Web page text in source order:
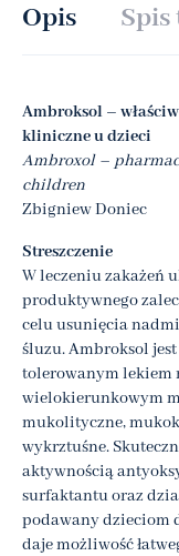
Opis Spis
Ambroksol –
kliniczne u dzieci
Ambroxol –
children
Zbigniew Doniec
Streszczenie
W leczeniu zakażeń
produktywnego
celu usunięcia
śluzu. Ambroksol
tolerowanym lekiem
wielokierunkowym
mukolityczne,
wykrztuśne.
aktywnością
surfaktantu oraz
podawany dzieciom
daje możliwość